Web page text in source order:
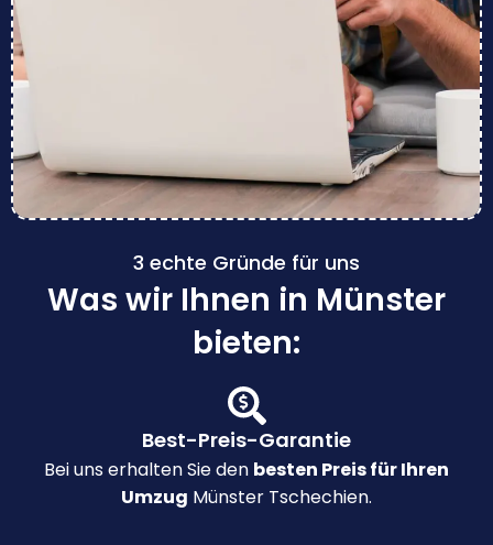
3 echte Gründe für uns
Was wir Ihnen in Münster
bieten:
Best-Preis-Garantie
Bei uns erhalten Sie den besten Preis für Ihren
Umzug Münster Tschechien.